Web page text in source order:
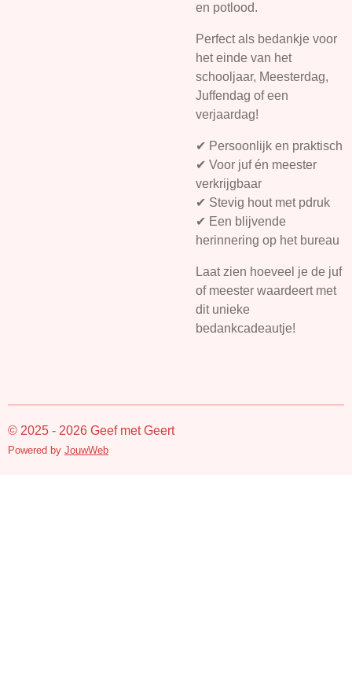
en potlood.
Perfect als bedankje voor
het einde van het
schooljaar, Meesterdag,
Juffendag of een
verjaardag!
✔ Persoonlijk en praktisch
✔ Voor juf én meester
verkrijgbaar
✔ Stevig hout met pdruk
✔ Een blijvende
herinnering op het bureau
Laat zien hoeveel je de juf
of meester waardeert met
dit unieke
bedankcadeautje!
© 2025 - 2026 Geef met Geert
Powered by JouwWeb